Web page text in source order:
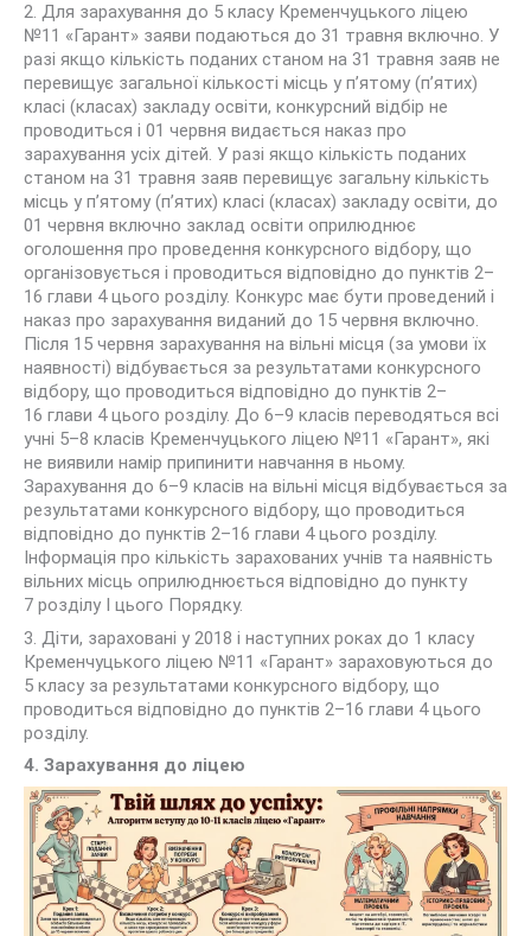
2. Для зарахування до 5 класу Кременчуцького ліцею
№11 «Гарант» заяви подаються до 31 травня включно. У
разі якщо кількість поданих станом на 31 травня заяв не
перевищує загальної кількості місць у п’ятому (п’ятих)
класі (класах) закладу освіти, конкурсний відбір не
проводиться і 01 червня видається наказ про
зарахування усіх дітей. У разі якщо кількість поданих
станом на 31 травня заяв перевищує загальну кількість
місць у п’ятому (п’ятих) класі (класах) закладу освіти, до
01 червня включно заклад освіти оприлюднює
оголошення про проведення конкурсного відбору, що
організовується і проводиться відповідно до пунктів 2–
16 глави 4 цього розділу. Конкурс має бути проведений і
наказ про зарахування виданий до 15 червня включно.
Після 15 червня зарахування на вільні місця (за умови їх
наявності) відбувається за результатами конкурсного
відбору, що проводиться відповідно до пунктів 2–
16 глави 4 цього розділу. До 6–9 класів переводяться всі
учні 5–8 класів Кременчуцького ліцею №11 «Гарант», які
не виявили намір припинити навчання в ньому.
Зарахування до 6–9 класів на вільні місця відбувається за
результатами конкурсного відбору, що проводиться
відповідно до пунктів 2–16 глави 4 цього розділу.
Інформація про кількість зарахованих учнів та наявність
вільних місць оприлюднюється відповідно до пункту
7 розділу І цього Порядку.
3. Діти, зараховані у 2018 і наступних роках до 1 класу
Кременчуцького ліцею №11 «Гарант» зараховуються до
5 класу за результатами конкурсного відбору, що
проводиться відповідно до пунктів 2–16 глави 4 цього
розділу.
4. Зарахування до ліцею